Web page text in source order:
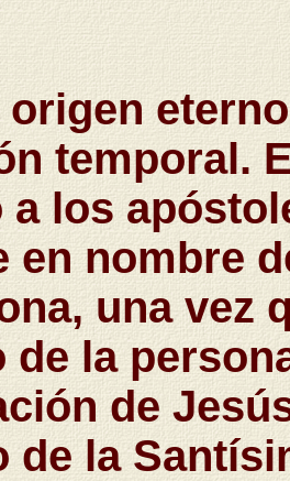
origen
temporal.
a los
en nombre
una vez
de la
de
de la